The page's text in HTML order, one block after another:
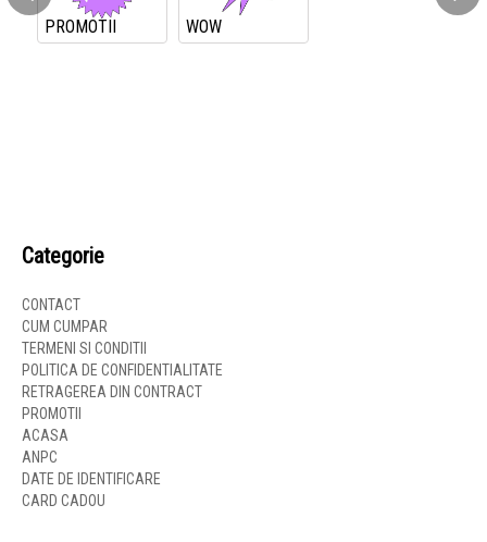
PROMOTII WOW
Categorie
CONTACT
CUM CUMPAR
TERMENI SI CONDITII
POLITICA DE CONFIDENTIALITATE
RETRAGEREA DIN CONTRACT
PROMOTII
ACASA
ANPC
DATE DE IDENTIFICARE
CARD CADOU